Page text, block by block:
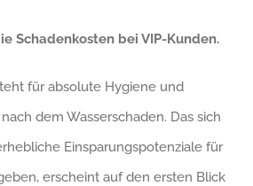
Schadenkosten bei VIP-Kunden.
für absolute Hygiene und
dem Wasserschaden. Das sich
Einsparungspotenziale für
erscheint auf den ersten Blick